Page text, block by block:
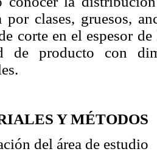
por clases, gruesos,
corte en el espesor
de producto con
Y MÉTODOS
del área de estudio